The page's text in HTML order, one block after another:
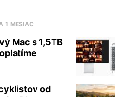
1 MESIAC
Mac s 1,5TB
od